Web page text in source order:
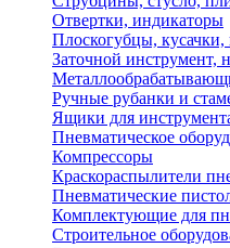
Отвертки, индикаторы
Плоскогубцы,
Заточной инструмент,
Ручные рубанки и
Ящики для
Пневматическое
Компрессоры
Краскораспылители
Пневматические
Комплектующие для
Строительное